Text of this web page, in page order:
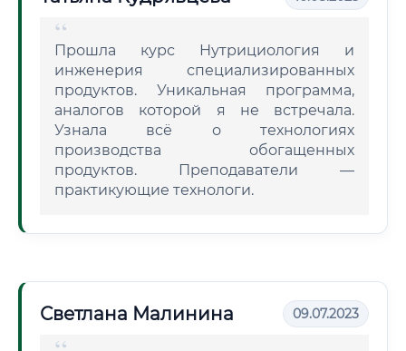
Прошла курс Нутрициология и
инженерия специализированных
продуктов. Уникальная программа,
аналогов которой я не встречала.
Узнала всё о технологиях
производства обогащенных
продуктов. Преподаватели —
практикующие технологи.
Светлана Малинина 09.07.2023